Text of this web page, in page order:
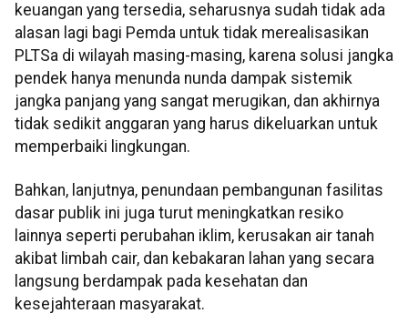
keuangan yang tersedia, seharusnya sudah tidak ada
alasan lagi bagi Pemda untuk tidak merealisasikan
PLTSa di wilayah masing-masing, karena solusi jangka
pendek hanya menunda nunda dampak sistemik
jangka panjang yang sangat merugikan, dan akhirnya
tidak sedikit anggaran yang harus dikeluarkan untuk
memperbaiki lingkungan.
Bahkan, lanjutnya, penundaan pembangunan fasilitas
dasar publik ini juga turut meningkatkan resiko
lainnya seperti perubahan iklim, kerusakan air tanah
akibat limbah cair, dan kebakaran lahan yang secara
langsung berdampak pada kesehatan dan
kesejahteraan masyarakat.